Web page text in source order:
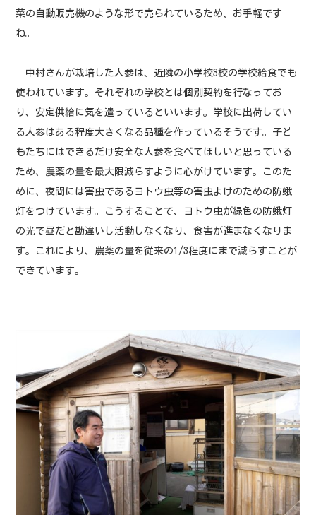
菜の自動販売機のような形で売られているため、お手軽です
ね。
中村さんが栽培した人参は、近隣の小学校3校の学校給食でも
使われています。それぞれの学校とは個別契約を行なってお
り、安定供給に気を遣っているといいます。学校に出荷してい
る人参はある程度大きくなる品種を作っているそうです。子ど
もたちにはできるだけ安全な人参を食べてほしいと思っている
ため、農薬の量を最大限減らすように心がけています。このた
めに、夜間には害虫であるヨトウ虫等の害虫よけのための防蛾
灯をつけています。こうすることで、ヨトウ虫が緑色の防蛾灯
の光で昼だと勘違いし活動しなくなり、食害が進まなくなりま
す。これにより、農薬の量を従来の1/3程度にまで減らすことが
できています。